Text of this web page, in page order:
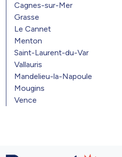
Cagnes-sur-Mer
Grasse
Le Cannet
Menton
Saint-Laurent-du-Var
Vallauris
Mandelieu-la-Napoule
Mougins
Vence